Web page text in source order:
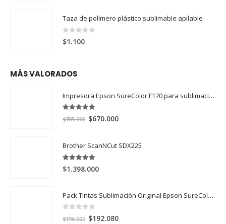
Taza de polímero plástico sublimable apilable
0 out of 5
$1.100
MÁS VALORADOS
Impresora Epson SureColor F170 para sublimación
out of 5
$785.000 El
$785.000.
$670.000El
Brother ScanNCut SDX225
5.00
$1.398.000
Pack Tintas Sublimación Original Epson SureColor F170 y F570 X 4 Colores
out of 5
$196.000 El
$192.080El